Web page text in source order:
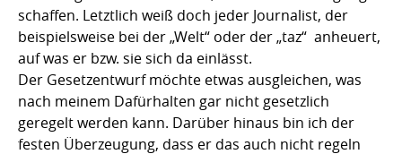
schaffen. Letztlich weiß doch jeder Journalist, der
beispielsweise bei der „Welt“ oder der „taz“ anheuert,
auf was er bzw. sie sich da einlässt.
Der Gesetzentwurf möchte etwas ausgleichen, was
nach meinem Dafürhalten gar nicht gesetzlich
geregelt werden kann. Darüber hinaus bin ich der
festen Überzeugung, dass er das auch nicht regeln